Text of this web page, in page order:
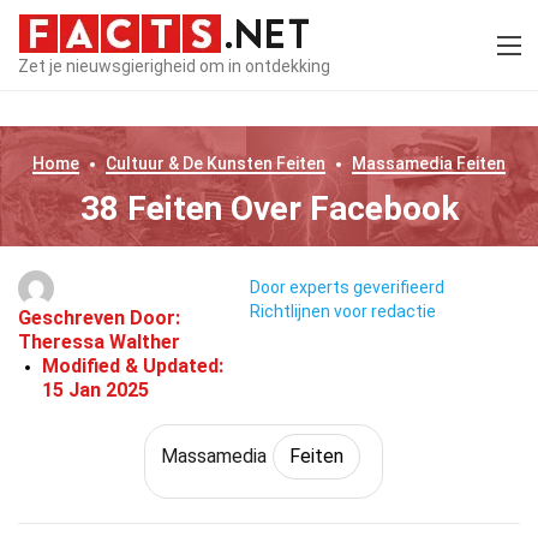
Zet je nieuwsgierigheid om in ontdekking
Home Cultuur & De Kunsten Feiten Massamedia Feiten
38 Feiten Over Facebook
Geschreven Door:
Theressa Walther
Modified & Updated:
15 Jan 2025
Door experts geverifieerd
Richtlijnen voor redactie
Massamedia Feiten